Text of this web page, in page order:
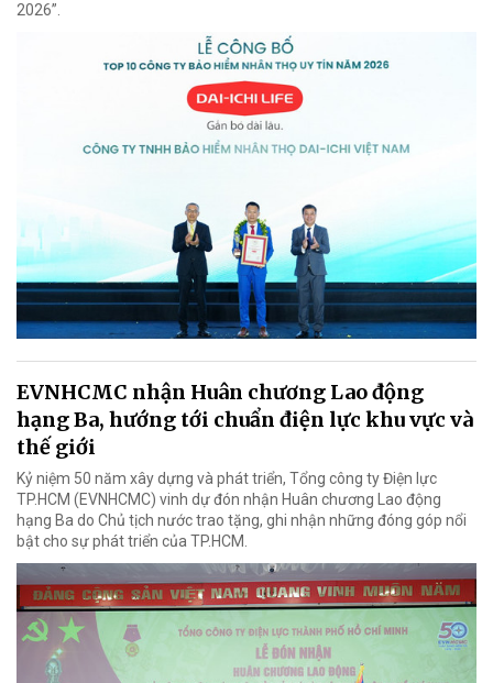
2026”.
EVNHCMC nhận Huân chương Lao động
hạng Ba, hướng tới chuẩn điện lực khu vực và
thế giới
Kỷ niệm 50 năm xây dựng và phát triển, Tổng công ty Điện lực
TP.HCM (EVNHCMC) vinh dự đón nhận Huân chương Lao động
hạng Ba do Chủ tịch nước trao tặng, ghi nhận những đóng góp nổi
bật cho sự phát triển của TP.HCM.